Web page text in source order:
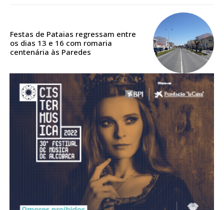
16€
Acesso ao conteúdo online
Acesso aos conteúdos Exclusivos para
assinantes
Ofertas para assinatura anual
Escolha o plano
Festas de Pataias regressam entre
os dias 13 e 16 com romaria
centenária às Paredes